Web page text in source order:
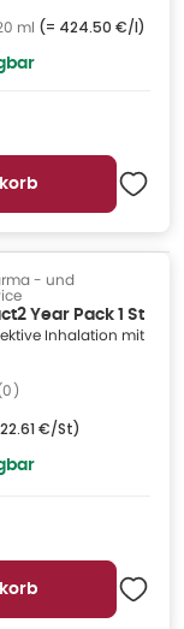
ml (= 424.50 €/l)
- und
Year Pack 1 St
Inhalation mit
0)
22.61 €/St)